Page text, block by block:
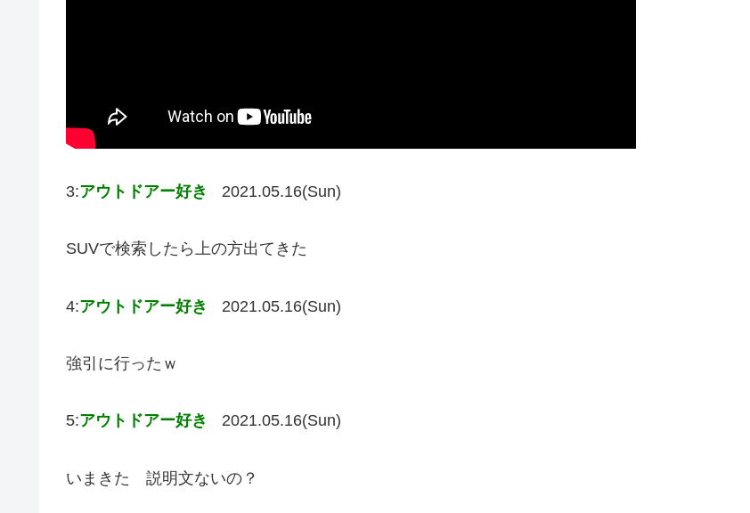
3:アウトドアー好き 2021.05.16(Sun)
SUVで検索したら上の方出てきた
4:アウトドアー好き 2021.05.16(Sun)
強引に行ったｗ
5:アウトドアー好き 2021.05.16(Sun)
いまきた 説明文ないの？